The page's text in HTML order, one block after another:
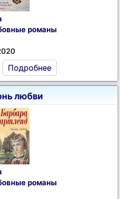
романы
Подробнее
любви
романы